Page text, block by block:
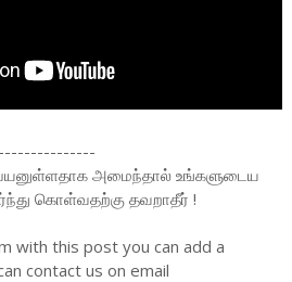
பயனுள்ளதாக அமைந்தால் உங்களுடைய
கொள்வதற்கு தவறாதீர் !
with this post you can add a
contact us on email